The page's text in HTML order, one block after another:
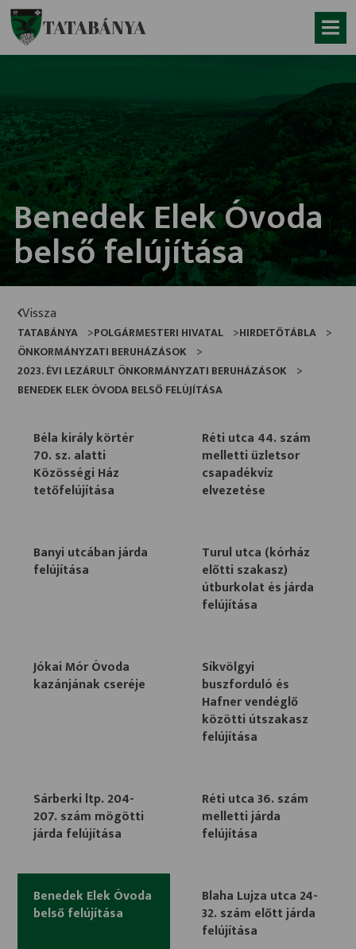
Ugrás a fő tartalomhoz
TATABÁNYA
Benedek Elek Óvoda
belső felújítása
Vissza
TATABÁNYA POLGÁRMESTERI HIVATAL
HIRDETŐTÁBLA
ÖNKORMÁNYZATI BERUHÁZÁSOK
2023. ÉVI LEZÁRULT ÖNKORMÁNYZATI BERUHÁZÁSOK
BENEDEK ELEK ÓVODA BELSŐ FELÚJÍTÁSA
Béla király körtér
70. sz. alatti
Közösségi Ház
tetőfelújítása
Réti utca 44. szám
melletti üzletsor
csapadékvíz
elvezetése
Banyi utcában járda
felújítása
Turul utca (kórház
előtti szakasz)
útburkolat és járda
felújítása
Jókai Mór Óvoda
kazánjának cseréje
Síkvölgyi
buszforduló és
Hafner vendéglő
közötti útszakasz
felújítása
Sárberki ltp. 204-
207. szám mögötti
járda felújítása
Réti utca 36. szám
melletti járda
felújítása
Benedek Elek Óvoda
belső felújítása
Blaha Lujza utca 24-
32. szám előtt járda
felújítása